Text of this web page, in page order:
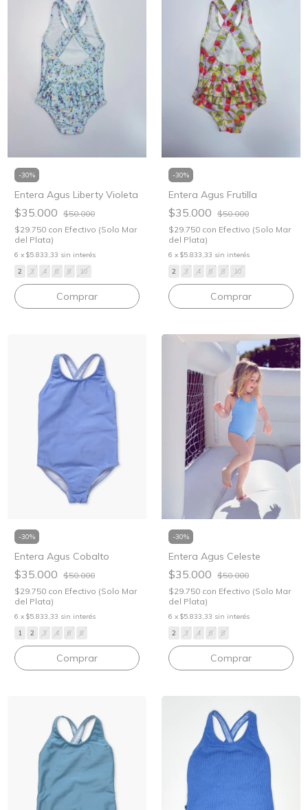
-30%
Entera Agus Liberty Violeta
$35.000 $50.000
$29.750 con Efectivo (Solo Mar
del Plata)
6 x $5.833,33 sin interés
2
3 4 6 8 10
Comprar
-30%
Entera Agus Frutilla
$35.000 $50.000
$29.750 con Efectivo (Solo Mar
del Plata)
6 x $5.833,33 sin interés
2
3 4 6 8 10
Comprar
-30%
Entera Agus Cobalto
$35.000 $50.000
$29.750 con Efectivo (Solo Mar
del Plata)
6 x $5.833,33 sin interés
1
2 3 4 6 8
Comprar
-30%
Entera Agus Celeste
$35.000 $50.000
$29.750 con Efectivo (Solo Mar
del Plata)
6 x $5.833,33 sin interés
2
3 4 6 8
Comprar